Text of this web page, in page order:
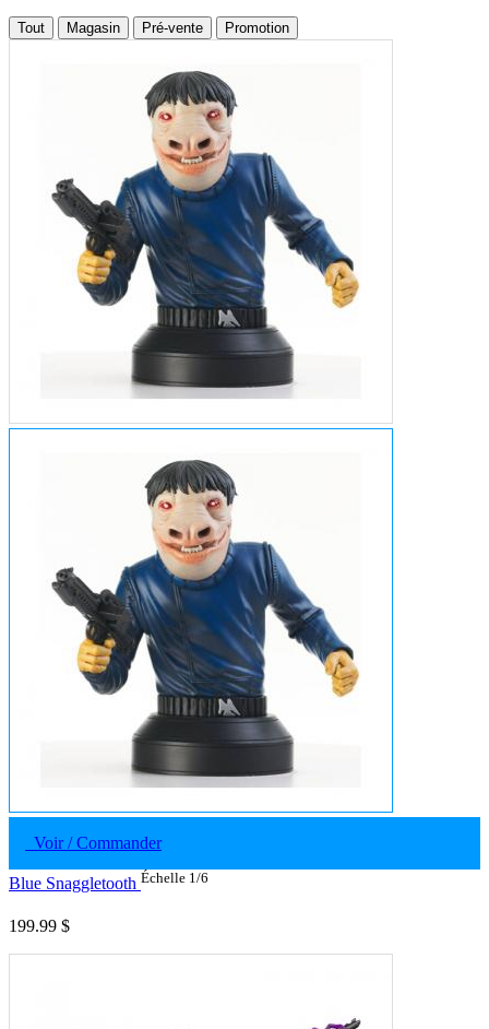
Tout Magasin Pré-vente Promotion
Voir / Commander
Blue Snaggletooth Échelle 1/6
199.99 $